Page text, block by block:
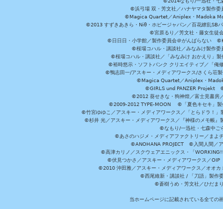
©浜弓場 双・芳文社／ハナヤマタ製作
©Magica Quartet／Aniplex・Madoka
©2013 すずきあきら・Niθ・ホビージャパン／百花繚乱
©宮原るり／芳文社・藤女生徒
©日日日・小学館／製作委員会＠がんばらない
©桜場コハル・講談社／みなみけ製作
©桜場コハル・講談社／「みなみけ おかえり」
©裕時悠示・ソフトバンク クリエイティブ／「
©鴨志田一/アスキー・メディアワークス/さく
©Magica Quartet／Aniplex・
©GIRLS und PANZER Projekt ©
©2012 葵せきな・狗神煌／富士見書
©2009-2012 TYPE-MOON ©「夏色キセキ」製
©竹宮ゆゆこ／アスキー・メディアワークス／「とらドラ！
©杉井 光／アスキー・メディアワークス／『神様のメモ帳
©なもり/一迅社・七森中
©あさのハジメ・メディアファクトリー／ま
©ANOHANA PROJECT ©入間人間／ア
©高津カリノ／スクウェアエニックス・「
©伏見つかさ／アスキー・メディアワークス／
©2010 沖田雅／アスキー・メディアワークス／オオ
©西尾維新・講談社 / 「刀語」製作
©蒼樹うめ・芳文社／ひだま
当ホームページに記載されている全ての